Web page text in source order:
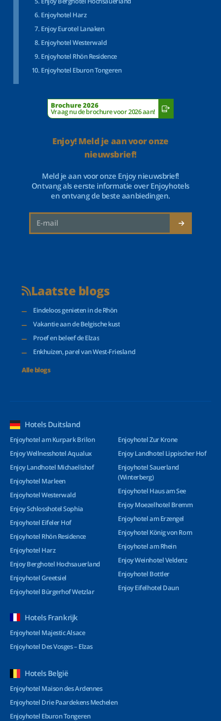
Enjoyhotel Harz
Enjoy Eurotel Lanaken
Enjoyhotel Westerwald
Enjoyhotel Rhön Residence
Enjoyhotel Eburon Tongeren
Brochure 2026
Vraag nu de brochure voor 2026 aan!
Enjoy! Meld je aan voor onze
nieuwsbrief!
Meld je aan voor onze Enjoy nieuwsbrief!
Ontvang als eerste informatie over Enjoyhotels
en ontvang de beste aanbiedingen.
Laatste blogs
Eindeloos genieten in de Rhön
Vakantie aan de Belgische kust
Proef en beleef de Elzas
Enkhuizen, parel van West-Friesland
Alle blogs
Hotels Duitsland
Enjoyhotel am Kurpark Brilon
Enjoy Wellnesshotel Aqualux
Enjoy Landhotel Michaelishof
Enjoyhotel Marleen
Enjoyhotel Westerwald
Enjoy Schlosshotel Sophia
Enjoyhotel Eifeler Hof
Enjoyhotel Rhön Residence
Enjoyhotel Harz
Enjoy Berghotel Hochsauerland
Enjoyhotel Greetsiel
Enjoyhotel Bürgerhof Wetzlar
Enjoyhotel Zur Krone
Enjoy Landhotel Lippischer Hof
Enjoyhotel Sauerland
(Winterberg)
Enjoyhotel Haus am See
Enjoy Moezelhotel Bremm
Enjoyhotel am Erzengel
Enjoyhotel König von Rom
Enjoyhotel am Rhein
Enjoy Weinhotel Veldenz
Enjoyhotel Bottler
Enjoy Eifelhotel Daun
Hotels Frankrijk
Enjoyhotel Majestic Alsace
Enjoyhotel Des Vosges – Elzas
Hotels België
Enjoyhotel Maison des Ardennes
Enjoyhotel Drie Paardekens Mechelen
Enjoyhotel Eburon Tongeren